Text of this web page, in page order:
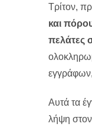
Τρίτον,
και
πελάτες
Αυτά τα
λήψη στον